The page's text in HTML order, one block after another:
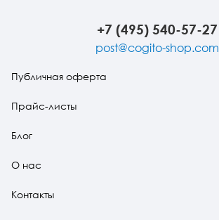
+7 (495) 540-57-27
post@cogito-shop.com
Публичная оферта
Прайс-листы
Блог
О нас
Контакты